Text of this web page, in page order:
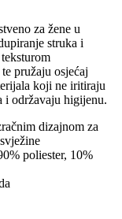
za žene u
struka i
pružaju osjećaj
koji ne iritiraju
i održavaju higijenu.
dizajnom za
poliester, 10%